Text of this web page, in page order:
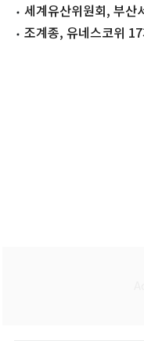
(종합)
세계유산위원회, 부
대응·국제 연대 다짐
조계종, 유네스코위